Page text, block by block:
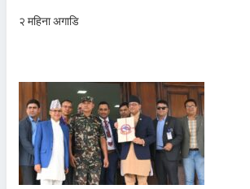
२ महिना अगाडि